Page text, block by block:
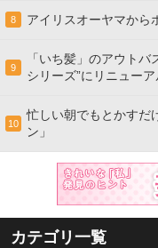
8 アイリスオーヤマから
9
「いち髪」のアウト
シリーズ”にリニューア
10
忙しい朝でもとかすだ
ン」
カテゴリ一覧